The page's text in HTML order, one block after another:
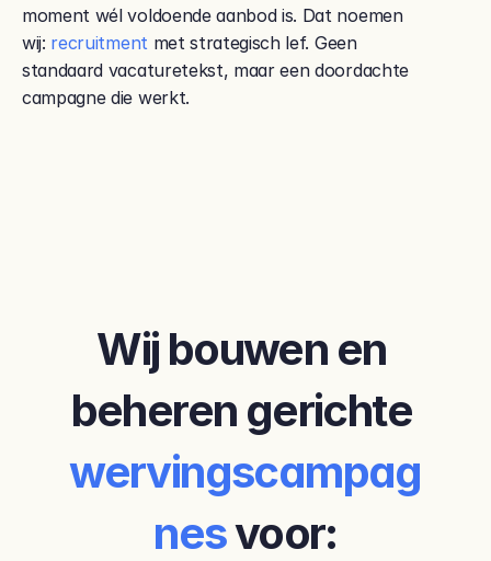
moment wél voldoende aanbod is. Dat noemen
wij: recruitment met strategisch lef. Geen
standaard vacaturetekst, maar een doordachte
campagne die werkt.
Wij bouwen en
wervingscampag
nes voor: